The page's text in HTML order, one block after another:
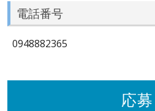
電話番号
0948882365
応募